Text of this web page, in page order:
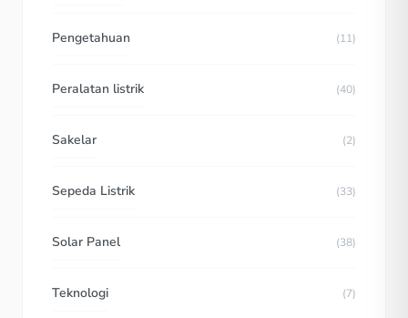
Pengetahuan (11)
Peralatan listrik (40)
Sakelar (2)
Sepeda Listrik (33)
Solar Panel (38)
Teknologi (7)